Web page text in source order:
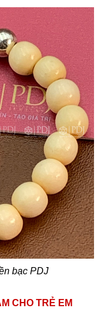
bạc PDJ
CHO TRẺ EM